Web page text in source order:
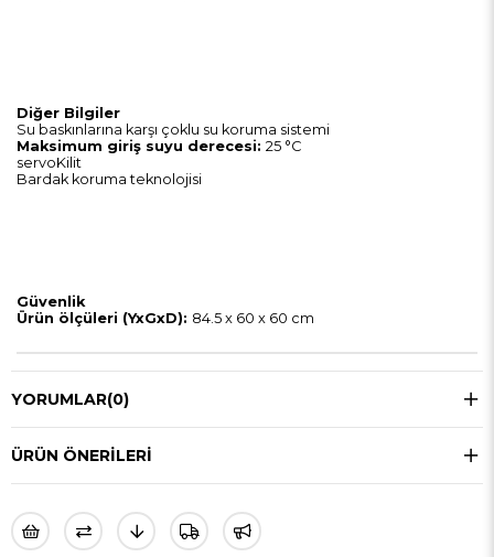
Diğer Bilgiler
Su baskınlarına karşı çoklu su koruma sistemi
Maksimum giriş suyu derecesi: 25 °C
servoKilit
Bardak koruma teknolojisi
Güvenlik
Ürün ölçüleri (YxGxD): 84.5 x 60 x 60 cm
YORUMLAR(0)
ÜRÜN ÖNERILERI